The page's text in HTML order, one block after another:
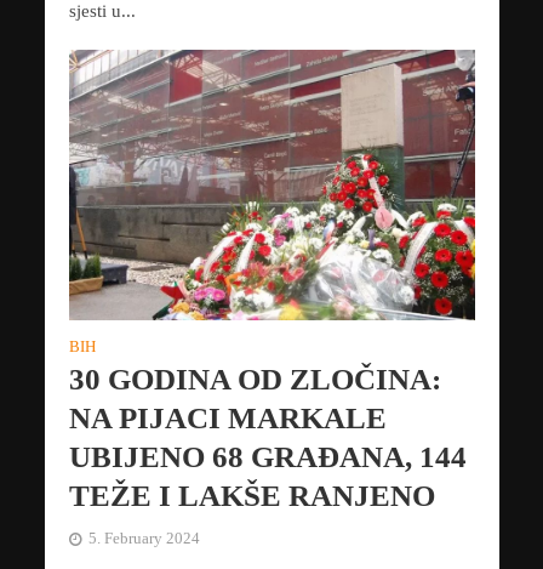
sjesti u...
BIH
30 GODINA OD ZLOČINA:
NA PIJACI MARKALE
UBIJENO 68 GRAĐANA, 144
TEŽE I LAKŠE RANJENO
5. February 2024